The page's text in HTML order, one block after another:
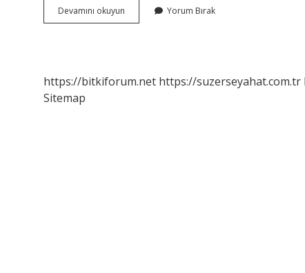
Devamını okuyun
Nin
Oldu
Yorum Bırak
https://bitkiforum.net https://suzerseyahat.com.tr
Sitemap